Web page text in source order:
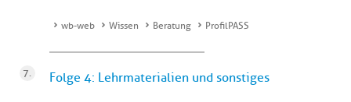
wb-web Wissen Beratung ProfilPASS
Folge 4: Lehrmaterialien und sonstiges